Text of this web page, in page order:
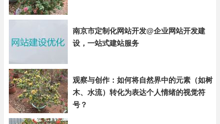
南京市定制化网站开发@企业网站开发建
设，一站式建站服务
观察与创作：如何将自然界中的元素（如树
木、水流）转化为表达个人情绪的视觉符
号？